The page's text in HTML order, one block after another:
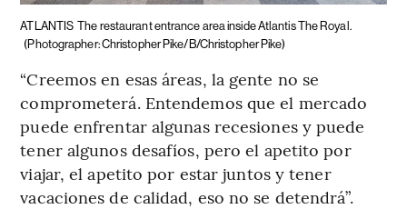
ATLANTIS The restaurant entrance area inside Atlantis The Royal.
(Photographer: Christopher Pike/B/Christopher Pike)
“Creemos en esas áreas, la gente no se
comprometerá. Entendemos que el mercado
puede enfrentar algunas recesiones y puede
tener algunos desafíos, pero el apetito por
viajar, el apetito por estar juntos y tener
vacaciones de calidad, eso no se detendrá”.